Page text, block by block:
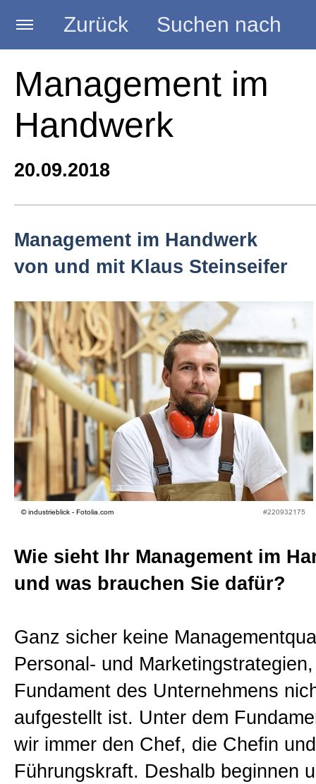
Zurück Suchen nach
Startseite
BLOG HANDWERK
Kategorien
Seminare
Beratungen
Bücher
Presse-Lounge
Kontakt
Newsletter
Sitemap
Impressum und
Management im
Handwerk
20.09.2018
Management im Handwerk
von und mit Klaus Steinseifer
Wie sieht Ihr Management im
und was brauchen Sie dafür?
Ganz sicher keine
Personal- und
Fundament des Unternehmens
aufgestellt ist. Unter dem
wir immer den Chef, die Chefin
Führungskraft. Deshalb beginnen